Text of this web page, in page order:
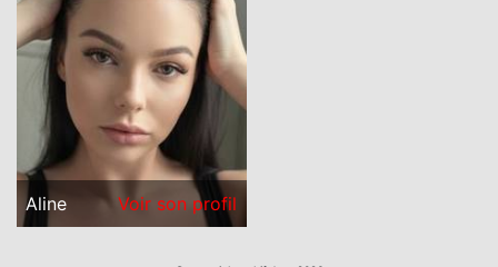
Aline Voir son profil